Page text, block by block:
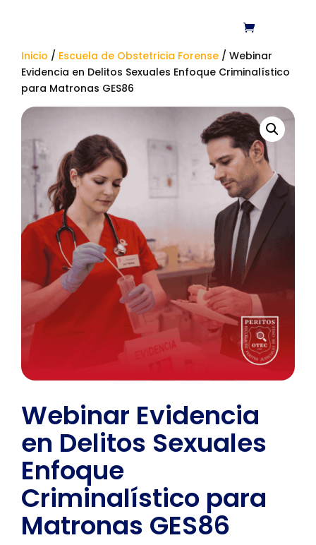
Inicio / Escuela de Obstetricia Forense/ Webinar
Evidencia en Delitos Sexuales Enfoque Criminalístico
para Matronas GES86
Webinar Evidencia
en Delitos Sexuales
Enfoque
Criminalístico para
Matronas GES86